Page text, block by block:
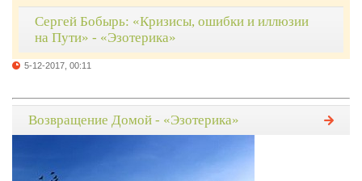
Сергей Бобырь: «Кризисы, ошибки и иллюзии
на Пути» - «Эзотерика»
5-12-2017, 00:11
Возвращение Домой - «Эзотерика»